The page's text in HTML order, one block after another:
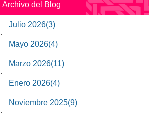
Archivo del Blog
Julio 2026(3)
Mayo 2026(4)
Marzo 2026(11)
Enero 2026(4)
Noviembre 2025(9)